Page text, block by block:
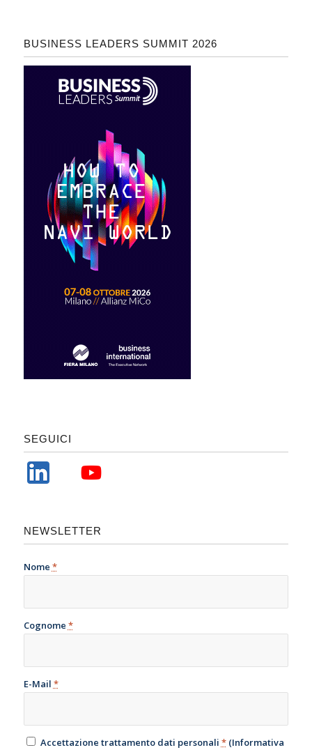
BUSINESS LEADERS SUMMIT 2026
SEGUICI
NEWSLETTER
Nome *
Cognome *
E-Mail *
Accettazione trattamento dati personali *(Informativa